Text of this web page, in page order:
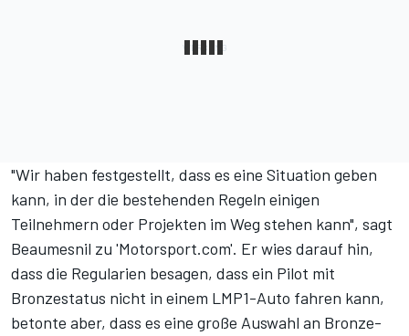
"Wir haben festgestellt, dass es eine Situation geben
kann, in der die bestehenden Regeln einigen
Teilnehmern oder Projekten im Weg stehen kann", sagt
Beaumesnil zu 'Motorsport.com'. Er wies darauf hin,
dass die Regularien besagen, dass ein Pilot mit
Bronzestatus nicht in einem LMP1-Auto fahren kann,
betonte aber, dass es eine große Auswahl an Bronze-